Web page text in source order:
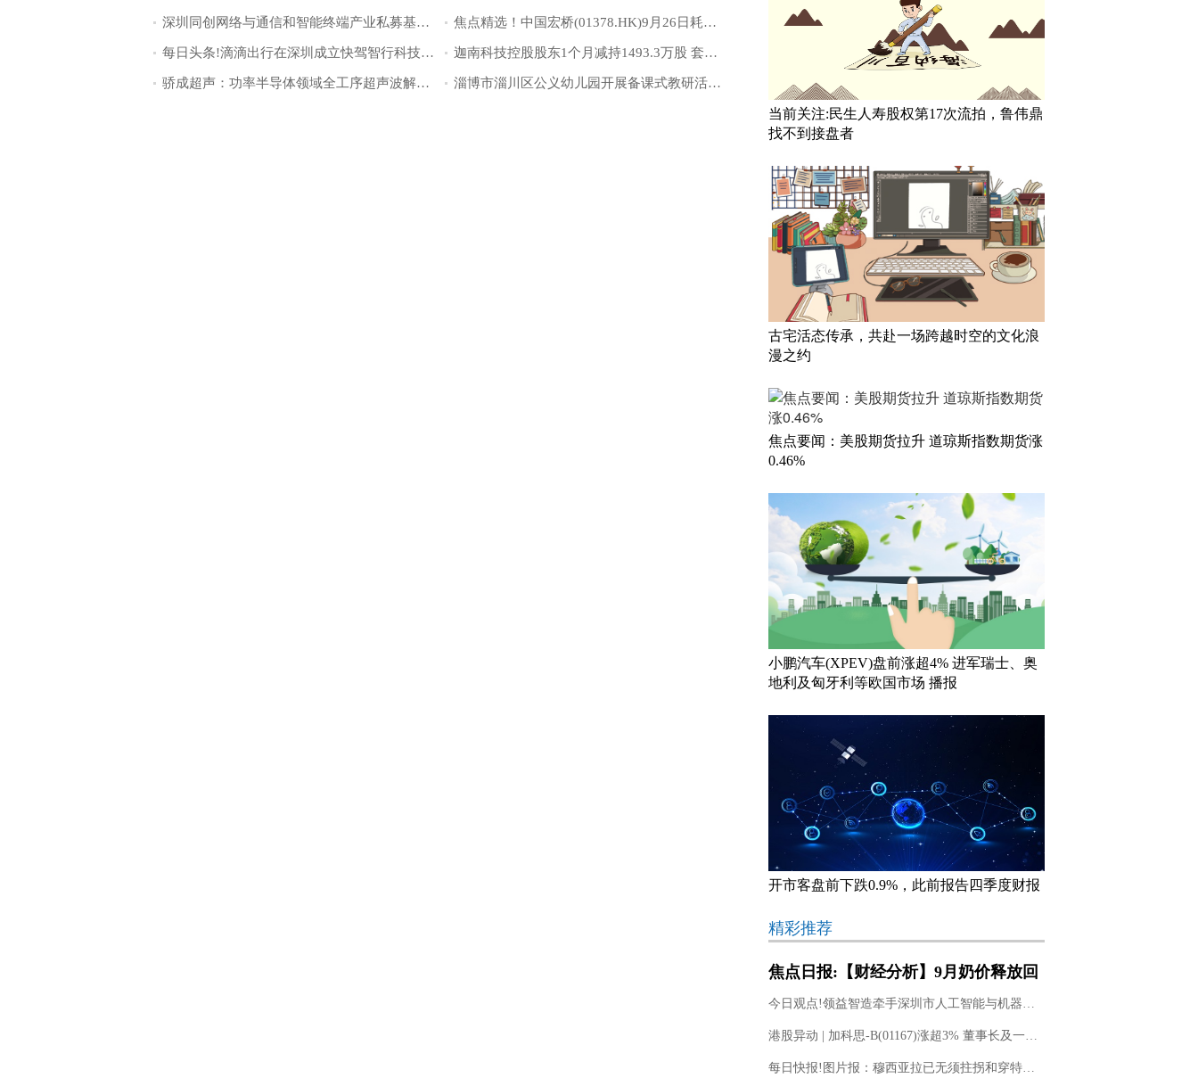
深圳同创网络与通信和智能终端产业私募基金成立 出资额约7.4亿 焦点精选！中国宏桥(01378.HK)9月26日耗资1247.59万港元回购50万股
每日头条!滴滴出行在深圳成立快驾智行科技公司 迦南科技控股股东1个月减持1493.3万股 套现7379.5万
骄成超声：功率半导体领域全工序超声波解决方案均已批量出货 淄博市淄川区公义幼儿园开展备课式教研活动|每日热点
当前关注:民生人寿股权第17次流拍，鲁伟鼎
找不到接盘者
古宅活态传承，共赴一场跨越时空的文化浪
漫之约
焦点要闻：美股期货拉升 道琼斯指数期货涨
0.46%
小鹏汽车(XPEV)盘前涨超4% 进军瑞士、奥
地利及匈牙利等欧国市场 播报
开市客盘前下跌0.9%，此前报告四季度财报
精彩推荐
焦点日报:【财经分析】9月奶价释放回
暖信号 去产能和“双节”效应能否托
底？
今日观点!领益智造牵手深圳市人工智能与机器人研究院
港股异动 | 加科思-B(01167)涨超3% 董事长及一致行动人斥资近1亿港元增持股份
每日快报!图片报：穆西亚拉已无须拄拐和穿特制靴，下一步是室外跑步训练